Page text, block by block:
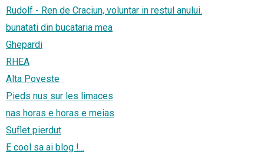
Rudolf - Ren de Craciun, voluntar in restul anului.
bunatati din bucataria mea
Ghepardi
RHEA
Alta Poveste
Pieds nus sur les limaces
nas horas e horas e meias
Suflet pierdut
E cool sa ai blog !...